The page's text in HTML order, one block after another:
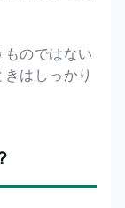
のではない
はしっかり